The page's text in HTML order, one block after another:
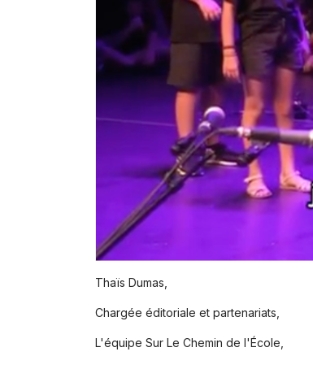
Thaïs Dumas,
Chargée éditoriale et partenariats,
L'équipe Sur Le Chemin de l'École,